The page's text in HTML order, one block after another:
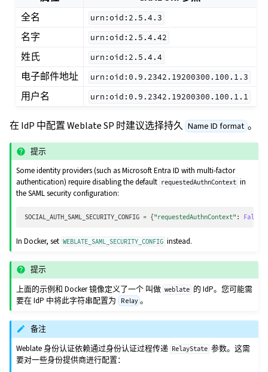
全名
urn:oid:2.5.4.3
名字 urn:oid:2.5.4.42
姓氏 urn:oid:2.5.4.4
电子邮件地址 urn:oid:0.9.2342.19200300.100.1.3
用户名 urn:oid:0.9.2342.19200300.100.1.1
在 IdP 中配置 Weblate SP 时建议选择持久 Name ID format 。
提示
Some identity providers (such as Microsoft Entra ID with multi-factor
authentication) require disabling the default requestedAuthnContext in
the SAML security configuration:
SOCIAL_AUTH_SAML_SECURITY_CONFIG = { "requestedAuthnContext" : False
In Docker, set WEBLATE_SAML_SECURITY_CONFIG instead.
提示
上面的示例和 Docker 镜像定义了一个 叫做 weblate 的 IdP。您可能需
要在 IdP 中将此字符串配置为 Relay 。
备注
Weblate 身份认证依赖通过身份认证过程传递
RelayState 参数。这需
要对一些身份提供商进行配置：